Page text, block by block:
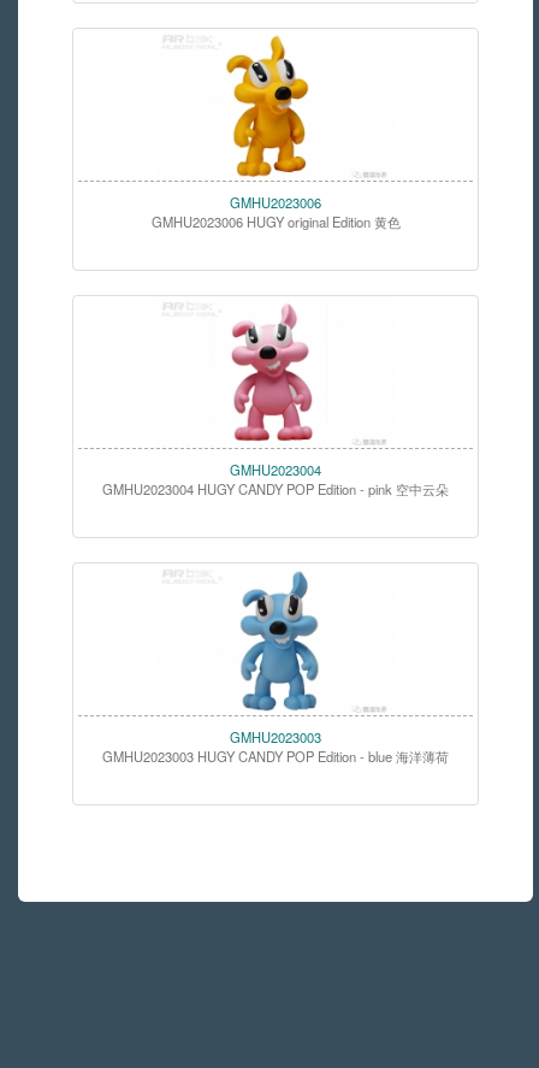
GMHU2023006
GMHU2023006 HUGY original Edition 黄色
GMHU2023004
GMHU2023004 HUGY CANDY POP Edition - pink 空中云朵
GMHU2023003
GMHU2023003 HUGY CANDY POP Edition - blue 海洋薄荷